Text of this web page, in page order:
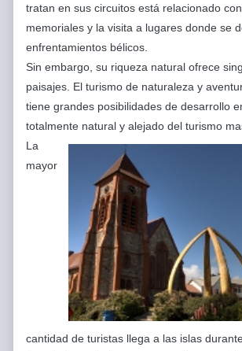
tratan en sus circuitos está relacionado
memoriales y la visita a lugares donde se
enfrentamientos bélicos.
Sin embargo, su riqueza natural ofrece
paisajes. El turismo de naturaleza y
tiene grandes posibilidades de desarrollo
totalmente natural y alejado del turismo
La
mayor
cantidad de turistas llega a las islas